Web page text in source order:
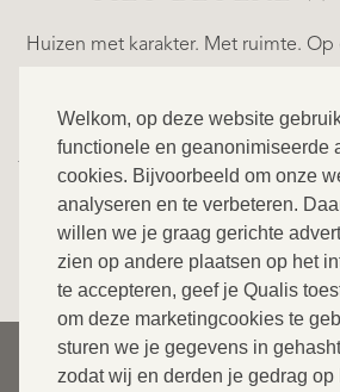
Welkom, op deze website
functionele en geanonimiseerde
cookies. Bijvoorbeeld om onze
analyseren en te verbeteren.
willen we je graag gerichte
zien op andere plaatsen op het
te accepteren, geef je Qualis
om deze marketingcookies te
sturen we je gegevens in
zodat wij en derden je gedrag op
Huizen met karakter. Met ruimte. Op
helemaal thuis voelt. Ontdek ons
BEKIJK ONS VOLLEDIGE
© 2026 Qualis